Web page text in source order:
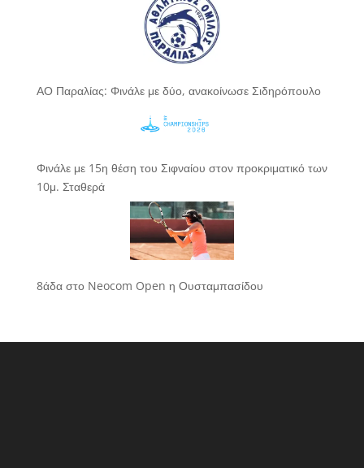
ΑΟ Παραλίας: Φινάλε με δύο, ανακοίνωσε Σιδηρόπουλο
Φινάλε με 15η θέση του Σιφναίου στον προκριματικό των
10μ. Σταθερά
8άδα στο Neocom Open η Ουσταμπασίδου